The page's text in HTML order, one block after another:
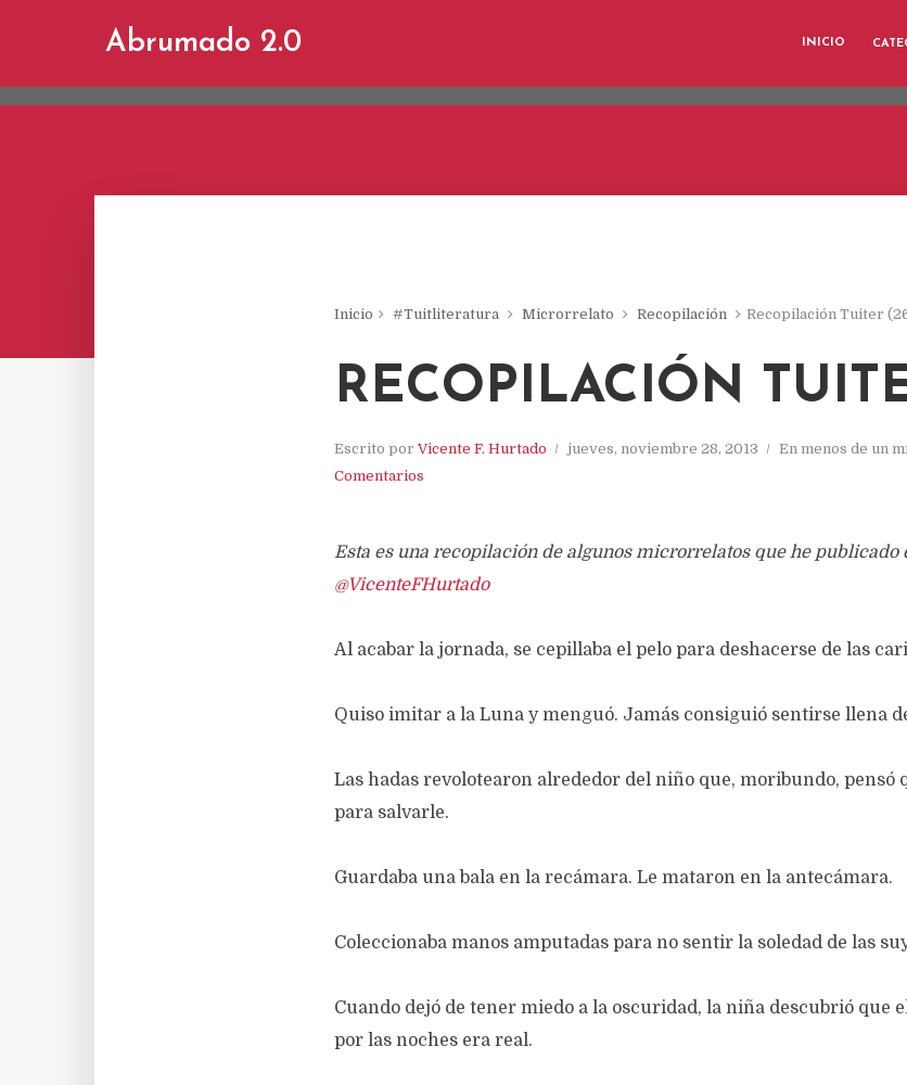
Abrumado 2.0 INICIO
Inicio #Tuitliteratura Microrrelato Recopilación Recopilación Tuiter
RECOPILACIÓN
Escrito por Vicente F. Hurtado jueves, noviembre 28, 2013 En menos de un
Comentarios
Esta es una recopilación de algunos microrrelatos que he publicado
@VicenteFHurtado
Al acabar la jornada, se cepillaba el pelo para deshacerse de las
Quiso imitar a la Luna y menguó. Jamás consiguió sentirse llena
Las hadas revolotearon alrededor del niño que, moribundo, pensó
para salvarle.
Guardaba una bala en la recámara. Le mataron en la antecámara.
Coleccionaba manos amputadas para no sentir la soledad de las
Cuando dejó de tener miedo a la oscuridad, la niña descubrió que
por las noches era real.
This site uses cookies from Google to deliver its services and to analyze traffic. Your IP
are shared with Google along with performance and security metrics to ensure quality of